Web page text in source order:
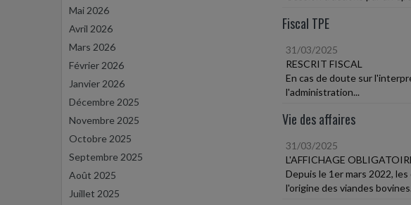
Mai 2026
Avril 2026
Mars 2026
Février 2026
Janvier 2026
Décembre 2025
Novembre 2025
Octobre 2025
Septembre 2025
Août 2025
Juillet 2025
Fiscal TPE
31/03/2025
RESCRIT FISCAL
En cas de doute sur
l'administration...
Vie des affaires
31/03/2025
L'AFFICHAGE
Depuis le 1er mars 2022,
l'origine des viandes